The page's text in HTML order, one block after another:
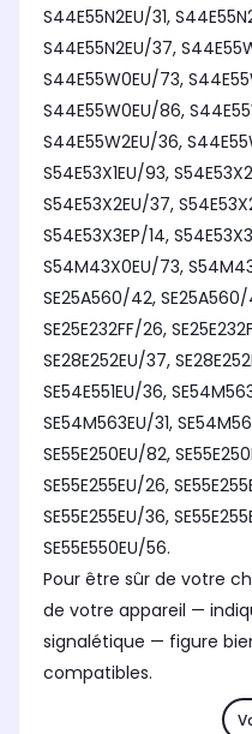
S44E55N2EU/31,
S44E55N2EU/37,
S44E55W0EU/73,
S44E55W0EU/86,
S44E55W2EU/36,
S54E53X1EU/93,
S54E53X2EU/37,
S54E53X3EP/14,
S54M43X0EU/73,
SE25A560/42,
SE25E232FF/26,
SE28E252EU/37,
SE54E551EU/36,
SE54M563EU/31,
SE55E250EU/82,
SE55E255EU/26,
SE55E255EU/36,
SE55E550EU/56.
Pour être sûr de votre
de votre appareil —
signalétique — figure
compatibles.